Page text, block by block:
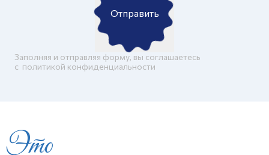
Отправить
Заполняя и отправляя форму, вы соглашаетесь
c политикой конфиденциальности
Это